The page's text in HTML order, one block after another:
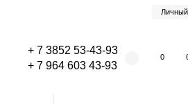
+ 7 3852 53-43-93
+ 7 964 603 43-93
0